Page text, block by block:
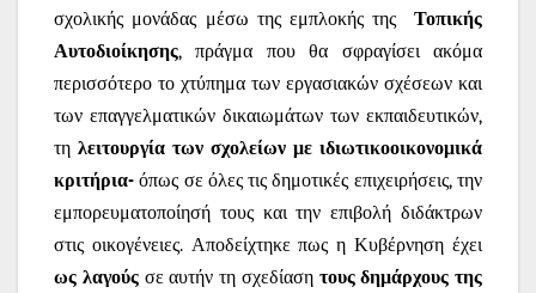
σχολικής μονάδας μέσω της εμπλοκής της
Τοπικής
Αυτοδιοίκησης, πράγμα που θα σφραγίσει ακόμα
περισσότερο το χτύπημα των εργασιακών σχέσεων και
των επαγγελματικών δικαιωμάτων των εκπαιδευτικών,
τη λειτουργία των σχολείων με ιδιωτικοοικονομικά
κριτήρια-όπως σε όλες τις δημοτικές επιχειρήσεις, την
εμπορευματοποίησή τους και την επιβολή διδάκτρων
στις οικογένειες. Αποδείχτηκε πως η Κυβέρνηση έχει
ως λαγούςσε αυτήν τη σχεδίαση τους δημάρχους της